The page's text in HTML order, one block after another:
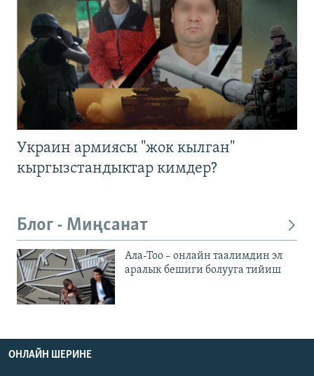
Украин армиясы "жок кылган"
кыргызстандыктар кимдер?
Блог - Миңсанат
Ала-Тоо – онлайн таалимдин эл
аралык бешиги болууга тийиш
ОНЛАЙН ШЕРИНЕ